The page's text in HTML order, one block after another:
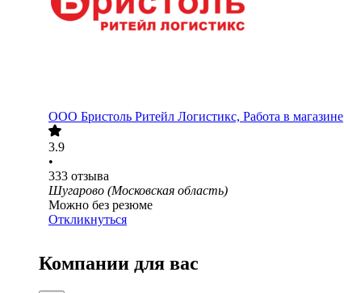
ООО Бристоль Ритейл Логистикс, Работа в магазине
3.9
•
333 отзыва
Шугарово (Московская область)
Можно без резюме
Откликнуться
Компании для вас